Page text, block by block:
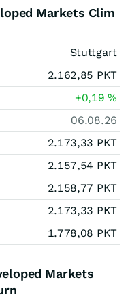
Markets Clim
Stuttgart
2.162,85 PKT
+0,19%
06.08.26
2.173,33 PKT
2.157,54 PKT
2.158,77 PKT
2.173,33 PKT
1.778,08 PKT
Markets